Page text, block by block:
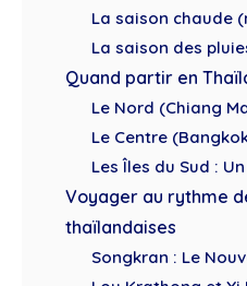
La saison chaude
La saison des
Quand partir en
Le Nord (Chiang
Le Centre
Les Îles du Sud :
Voyager au rythme
thaïlandaises
Songkran : Le